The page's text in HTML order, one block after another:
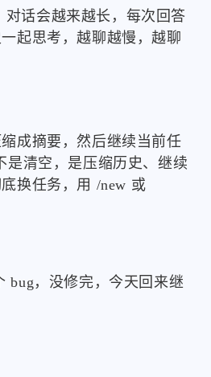
对话会越来越长，每次回答
起思考，越聊越慢，越聊
成摘要，然后继续当前任
是清空，是压缩历史、继续
换任务，用 /new 或
bug，没修完，今天回来继